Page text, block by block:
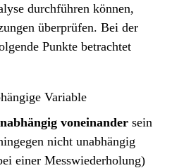
durchführen können,
überprüfen. Bei der
Punkte betrachtet
Variable
voneinander sein
nicht unabhängig
einer Messwiederholung)